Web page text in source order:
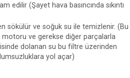
edilir (Şayet hava basıncında sıkıntı
sökülür ve soğuk su ile temizlenir. (Bu
ve gerekse diğer parçalarla
dolanan su bu filtre üzerinden
yol açar)